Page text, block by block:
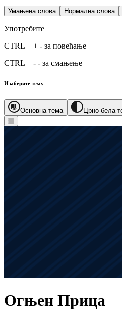
Умањена слова Нормална слова
Употребите
CTRL + + - за повећање
CTRL + - - за смањење
Изаберите тему
Основна тема Црно-бела
Огњен Прица